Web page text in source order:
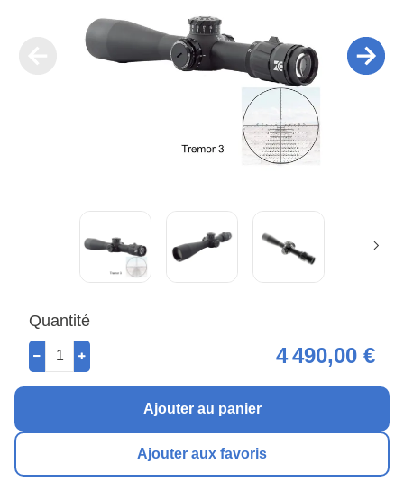
Quantité
4 490,00 €
Ajouter au panier
Ajouter aux favoris